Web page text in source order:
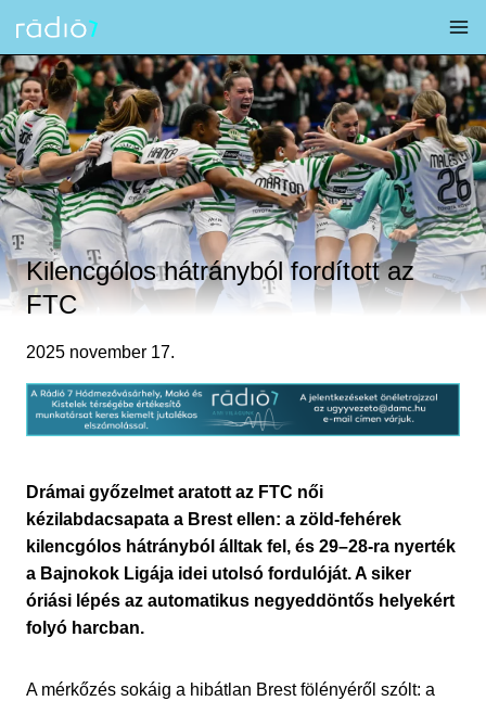
content
Kilencgólos hátrányból fordított az
FTC
2025 november 17.
Drámai győzelmet aratott az FTC női
kézilabdacsapata a Brest ellen: a zöld-fehérek
kilencgólos hátrányból álltak fel, és 29–28-ra nyerték
a Bajnokok Ligája idei utolsó fordulóját. A siker
óriási lépés az automatikus negyeddöntős helyekért
folyó harcban.
A mérkőzés sokáig a hibátlan Brest fölényéről szólt: a